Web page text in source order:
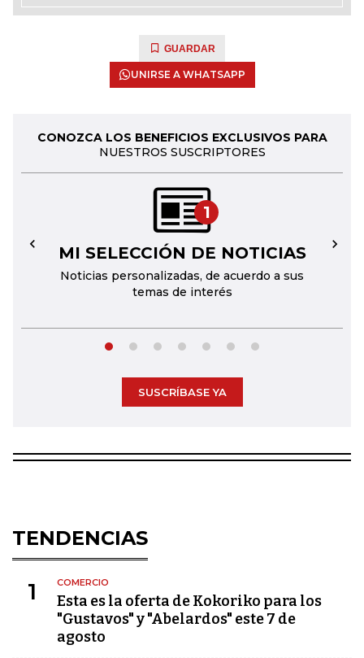
GUARDAR
UNIRSE A WHATSAPP
CONOZCA LOS BENEFICIOS EXCLUSIVOS PARA
NUESTROS SUSCRIPTORES
1
MI SELECCIÓN DE NOTICIAS
Noticias personalizadas, de acuerdo a sus
temas de interés
← →
SUSCRÍBASE YA
TENDENCIAS
1 COMERCIO
Esta es la oferta de Kokoriko para los
"Gustavos" y "Abelardos" este 7 de
agosto